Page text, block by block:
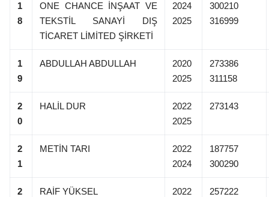
1
8
ONE CHANCE İNŞAAT VE
TEKSTİL SANAYİ DIŞ
TİCARET LİMİTED ŞİRKETİ
2024
2025
300210
316999
1
9
ABDULLAH ABDULLAH
2020
2025
273386
311158
2
0
HALİL DUR
2022
2025
273143
2
1
METİN TARI
2022
2024
187757
300290
2
RAİF YÜKSEL
2022
257222